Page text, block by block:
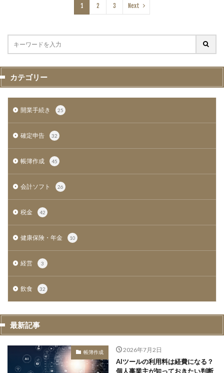
1 2 3 Next
カテゴリー
開業手続き 25
確定申告 32
帳簿作成 45
会計ソフト 26
税金 42
健康保険・年金 10
経営 3
飲食 32
最新記事
帳簿作成 2026年7月2日
AIツールの利用料は経費になる？
個人事業主が知っておきたい判断